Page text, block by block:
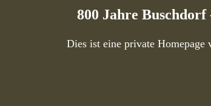
800 Jahre
Dies ist eine private Homepage